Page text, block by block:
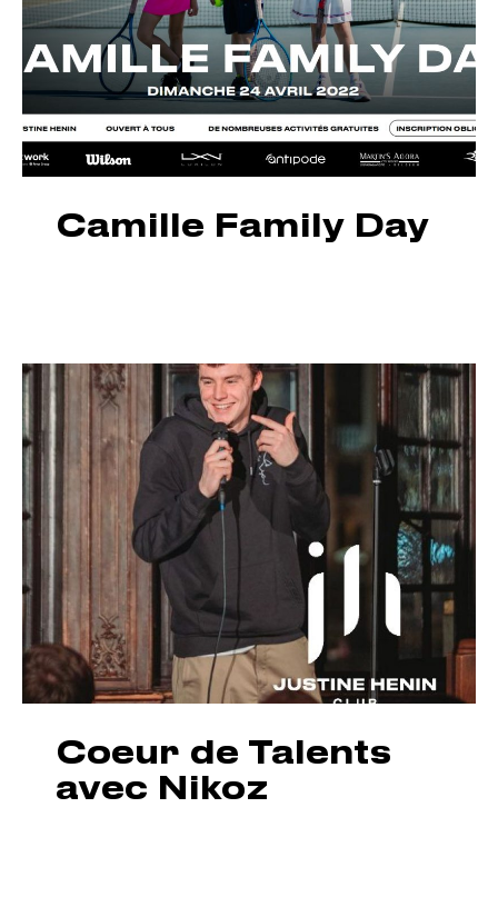
Camille Family Day
Coeur de Talents
avec Nikoz